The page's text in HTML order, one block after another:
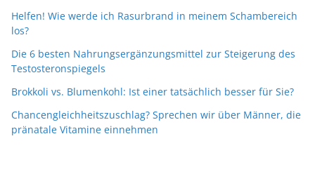
Helfen! Wie werde ich Rasurbrand in meinem Schambereich
los?
Die 6 besten Nahrungsergänzungsmittel zur Steigerung des
Testosteronspiegels
Brokkoli vs. Blumenkohl: Ist einer tatsächlich besser für Sie?
Chancengleichheitszuschlag? Sprechen wir über Männer, die
pränatale Vitamine einnehmen